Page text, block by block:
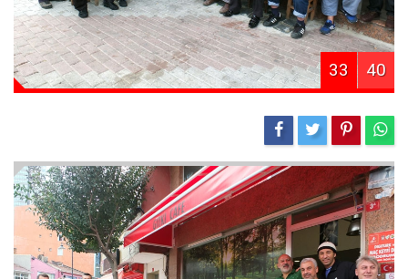
33 40